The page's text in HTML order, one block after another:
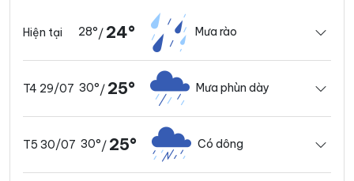
Hiện tại 28°/ 24° Mưa rào
T4 29/07 30°/ 25° Mưa phùn dày
T5 30/07 30°/ 25° Có dông